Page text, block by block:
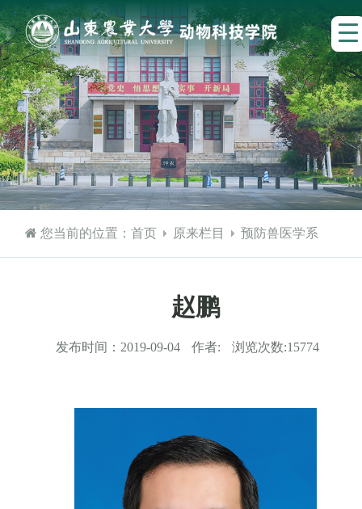
您当前的位置：首页 原来栏目 预防兽医学系
赵鹏
发布时间： 2019-09-04 作者: 浏览次数:15774